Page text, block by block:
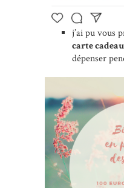
j’ai pu vous
carte
dépenser